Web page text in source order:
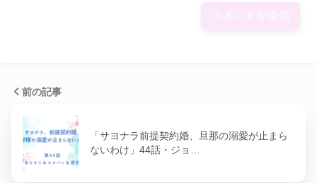
前の記事
「サヨナラ前提契約婚、旦那の溺愛が止まら
ないわけ」44話・ジョ…